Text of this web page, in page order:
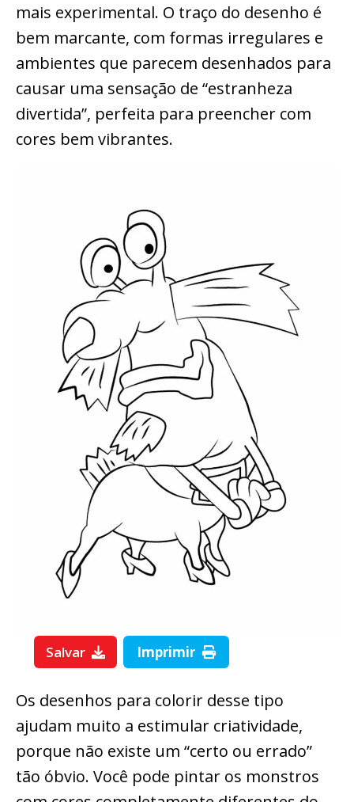
mais experimental. O traço do desenho é
bem marcante, com formas irregulares e
ambientes que parecem desenhados para
causar uma sensação de “estranheza
divertida”, perfeita para preencher com
cores bem vibrantes.
Salvar Imprimir
Os desenhos para colorir desse tipo
ajudam muito a estimular criatividade,
porque não existe um “certo ou errado”
tão óbvio. Você pode pintar os monstros